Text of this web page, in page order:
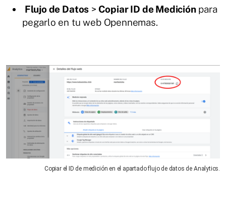
Flujo de Datos > Copiar ID de Mediciónpara
pegarlo en tu web Opennemas.
Copiar el ID de medición en el apartado flujo de datos de Analytics.